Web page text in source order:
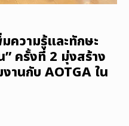
ความรู้และทักษะ
” ครั้งที่ 2 มุ่งสร้าง
านกับ AOTGA ใน